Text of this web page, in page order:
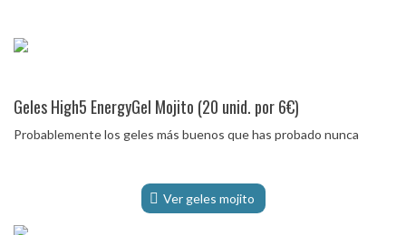
Geles High5 EnergyGel Mojito (20 unid. por 6€)
Probablemente los geles más buenos que has probado nunca
Ver geles mojito